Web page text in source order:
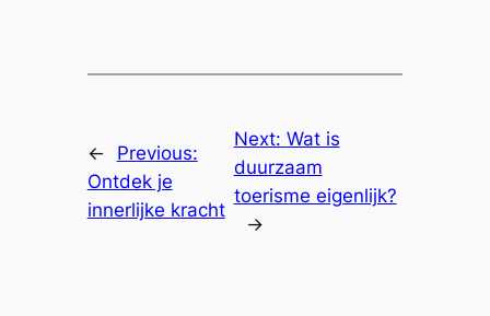
←
Previous:
Ontdek je
innerlijke kracht
Next: Wat is
duurzaam
toerisme eigenlijk?
→